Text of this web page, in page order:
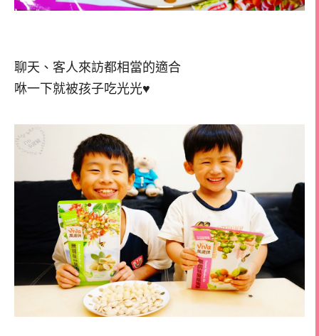
聊天、客人來訪都相當的適合
咻一下就被孩子吃光光♥